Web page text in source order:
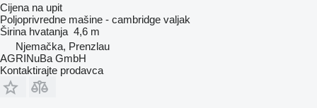
Cijena na upit
Poljoprivredne mašine - cambridge valjak
Širina hvatanja 4,6 m
Njemačka, Prenzlau
AGRINuBa GmbH
Kontaktirajte prodavca